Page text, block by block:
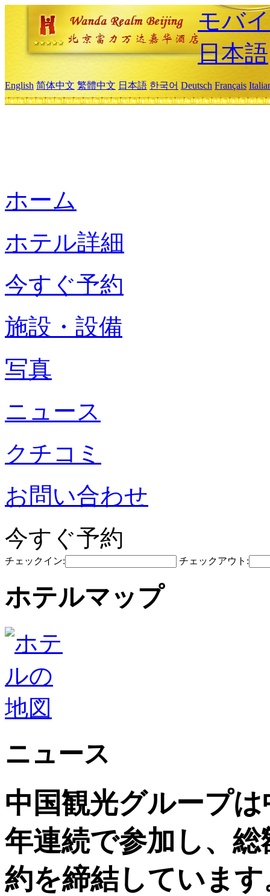
モバ
日本語
English 简体中文 繁體中文 日本語 한국어 Deutsch Français
ホーム
ホテル詳細
今すぐ予約
施設・設備
写真
ニュース
クチコミ
お問い合わせ
今すぐ予約
チェックイン: チェックアウト:
ホテルマップ
ニュース
中国観光グループ
年連続で参加し、
約を締結しています